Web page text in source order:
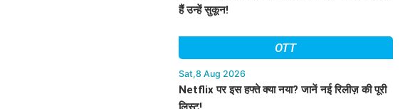
हैं उन्हें सुकून!
OTT
Sat,8 Aug 2026
Netflix पर इस हफ्ते क्या नया? जानें नई रिलीज़ की पूरी